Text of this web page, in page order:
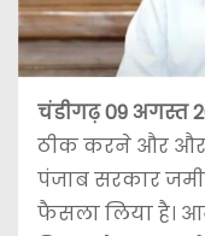
चंडीगढ़ 09 अगस्त
ठीक करने और
पंजाब सरकार
फैसला लिया है।